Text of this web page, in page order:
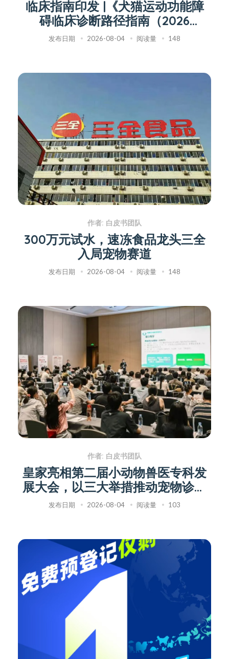
临床指南印发 |《犬猫运动功能障
碍临床诊断路径指南（2026
版）》
发布日期 2026-08-04 阅读量 148
作者: 白皮书团队
300万元试水，速冻食品龙头三全
入局宠物赛道
发布日期 2026-08-04 阅读量 148
作者: 白皮书团队
皇家亮相第二届小动物兽医专科发
展大会，以三大举措推动宠物诊疗
专科化转型
发布日期 2026-08-04 阅读量 103